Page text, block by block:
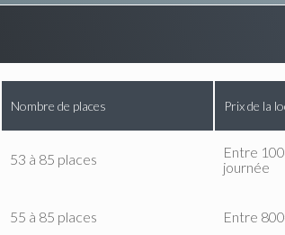
Nombre de places Prix de la
53 à 85 places
Entre
journée
55 à 85 places Entre